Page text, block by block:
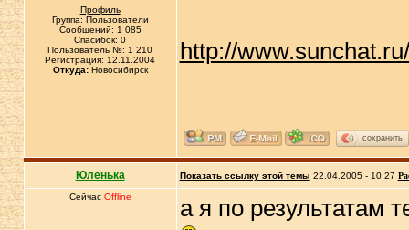
Профиль
Группа: Пользователи
Сообщений: 1 085
Спасибок: 0
Пользователь №: 1 210
Регистрация: 12.11.2004
Откуда:Новосибирск
http://
сохранить
Юленька Показать ссылку этой темы 22.04.2005 - 10:27
Сейчас Offline а я по результатам